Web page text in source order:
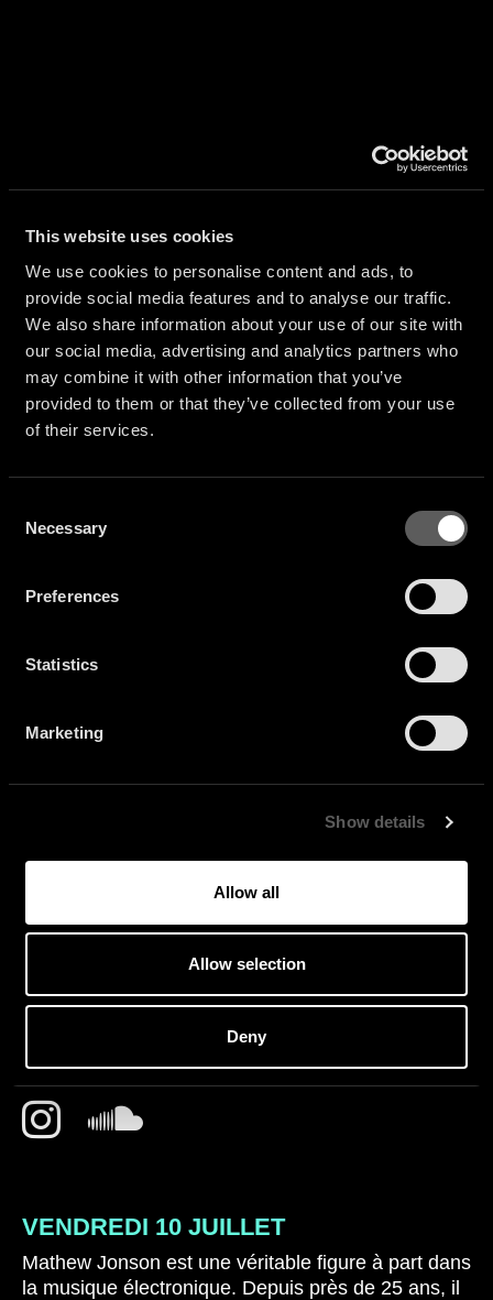
This website uses cookies
We use cookies to personalise content and ads, to
provide social media features and to analyse our traffic.
We also share information about your use of our site with
our social media, advertising and analytics partners who
may combine it with other information that you’ve
provided to them or that they’ve collected from your use
of their services.
Selection
Necessary
Preferences
Statistics
Marketing
Show details
Allow all
Allow selection
Deny
MATHEW JONSON
(LIVE)
VENDREDI 10 JUILLET
Mathew Jonson est une véritable figure à part dans
la musique électronique. Depuis près de 25 ans, il